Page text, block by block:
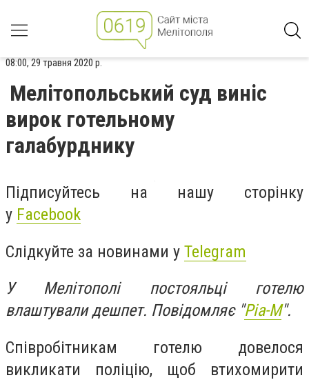
08:00, 29 травня 2020 р.
Мелітопольський суд виніс
вирок готельному
галабурднику
Підписуйтесь на нашу сторінку
у Facebook
Слідкуйте за новинами у Telegram
У Мелітополі постояльці готелю
влаштували дешпет. Повідомляє "Ріа-М".
Співробітникам готелю довелося
викликати поліцію, щоб втихомирити